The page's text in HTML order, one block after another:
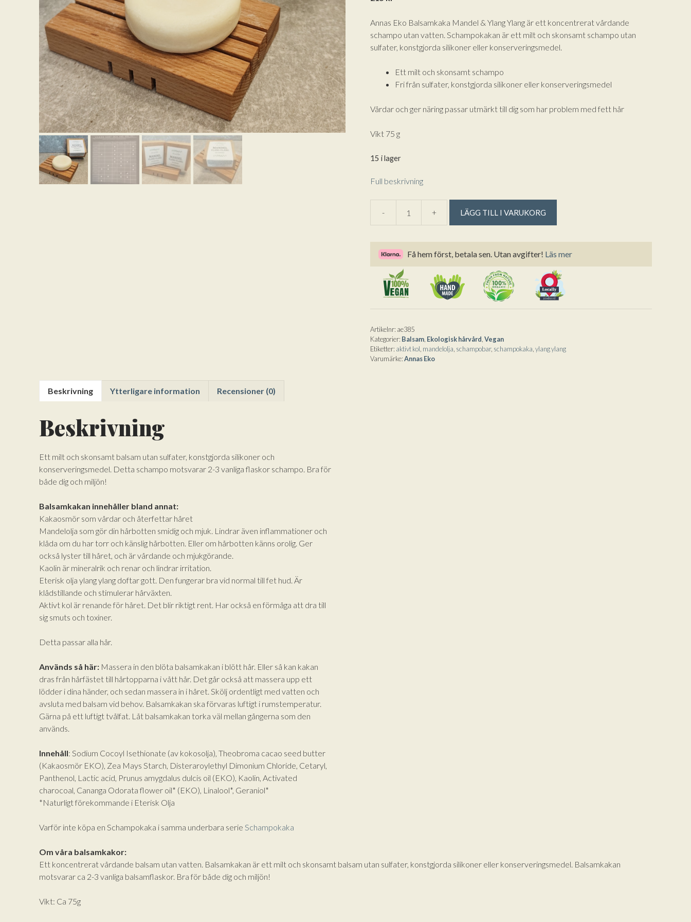
Annas Eko Balsamkaka Mandel & Ylang Ylang är ett koncentrerat vårdande
schampo utan vatten. Schampokakan är ett milt och skonsamt schampo utan
sulfater, konstgjorda silikoner eller konserveringsmedel.
Ett milt och skonsamt schampo
Fri från sulfater, konstgjorda silikoner eller konserveringsmedel
Vårdar och ger näring passar utmärkt till dig som har problem med fett hår
Vikt 75 g
15 i lager
Full beskrivning
-
Balsamkaka
&
Ylang
Ylang
från
Annas
g
mängd
+ LÄGG TILL I VARUKORG
e
n
e
:
Få hem först, betala sen. Utan avgifter! Läs mer
Artikelnr: ae385
Kategorier: Balsam, Ekologisk hårvård Vegan
Etiketter: aktivt kol mandelolja schampobar, schampokaka ylang ylang
Varumärke:Annas Eko
Beskrivning Ytterligare information Recensioner (0)
Beskrivning
Ett milt och skonsamt balsam utan sulfater, konstgjorda silikoner och
konserveringsmedel. Detta schampo motsvarar 2-3 vanliga flaskor schampo. Bra för
både dig och miljön!
Balsamkakan innehåller bland annat:
Kakaosmör som vårdar och återfettar håret
Mandelolja som gör din hårbotten smidig och mjuk. Lindrar även inflammationer och
klåda om du har torr och känslig hårbotten. Eller om hårbotten känns orolig. Ger
också lyster till håret, och är vårdande och mjukgörande.
Kaolin är mineralrik och renar och lindrar irritation.
Eterisk olja ylang ylang doftar gott. Den fungerar bra vid normal till fet hud. Är
klådstillande och stimulerar hårväxten.
Aktivt kol är renande för håret. Det blir riktigt rent. Har också en förmåga att dra till
sig smuts och toxiner.
Detta passar alla hår.
Används så här: Massera in den blöta balsamkakan i blött hår. Eller så kan kakan
dras från hårfästet till hårtopparna i vått hår. Det går också att massera upp ett
lödder i dina händer, och sedan massera in i håret. Skölj ordentligt med vatten och
avsluta med balsam vid behov. Balsamkakan ska förvaras luftigt i rumstemperatur.
Gärna på ett luftigt tvålfat. Låt balsamkakan torka väl mellan gångerna som den
används.
Innehåll: Sodium Cocoyl Isethionate (av kokosolja), Theobroma cacao seed butter
(Kakaosmör EKO), Zea Mays Starch, Disteraroylethyl Dimonium Chloride, Cetaryl,
Panthenol, Lactic acid, Prunus amygdalus dulcis oil (EKO), Kaolin, Activated
charocoal, Cananga Odorata flower oil* (EKO), Linalool*, Geraniol*
*Naturligt förekommande i Eterisk Olja
Varför inte köpa en Schampokaka i samma underbara serie Schampokaka
Om våra balsamkakor:
Ett koncentrerat vårdande balsam utan vatten. Balsamkakan är ett milt och skonsamt balsam utan sulfater, konstgjorda silikoner eller konserveringsmedel. Balsamkakan
motsvarar ca 2-3 vanliga balsamflaskor. Bra för både dig och miljön!
Vikt: Ca 75g
Lägg till varorna i varukorgen
Betala via bankkonto eller betalkort/kreditkort